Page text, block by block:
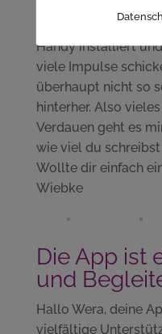
Hi Wera, habe
Handy installiert
viele Impulse
überhaupt nicht so
hinterher. Also
Verdauen geht es
wie viel du
Wollte dir einfach
Wiebke
Die App ist
und
Hallo Wera, deine
vielfältige